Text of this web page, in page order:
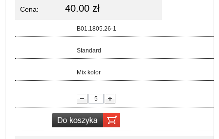
Cena: 40.00 zł
B01.1805.26-1
Standard
Mix kolor